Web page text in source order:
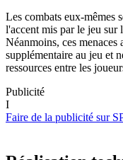
Les combats eux-mêmes
l'accent mis par le jeu sur
Néanmoins, ces
supplémentaire au jeu et
ressources entre les
Publicité
I
Faire de la publicité sur